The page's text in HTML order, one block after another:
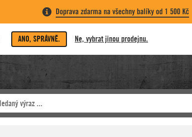
Doprava zdarma na všechny balíky od 1 500 Kč
ANO, SPRÁVNĚ. Ne, vybrat jinou prodejnu.